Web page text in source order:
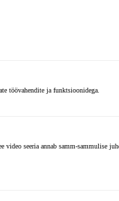
töövahendite ja funktsioonidega.
seeria annab samm-sammulise